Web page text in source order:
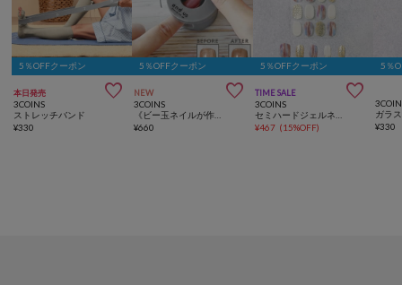
5％OFFクーポン
本日発売 
3COINS
ストレッチバンド
¥330
5％OFFクーポン
NEW 
3COINS
¥660
5％OFFクーポン
TIME SALE 
3COINS
¥467 (15%OFF)
5％
¥330